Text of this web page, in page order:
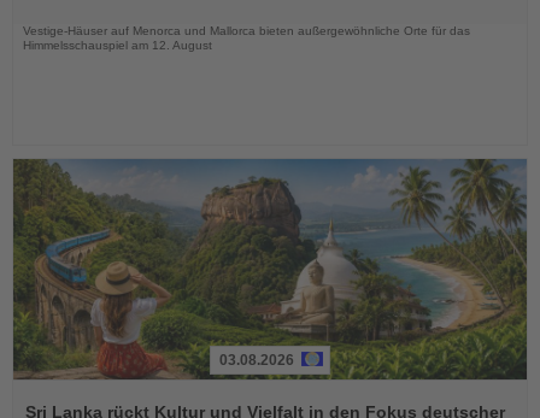
Vestige-Häuser auf Menorca und Mallorca bieten außergewöhnliche Orte für das
Himmelsschauspiel am 12. August
Sie
03.08.2026
Sri Lanka rückt Kultur und Vielfalt in den Fokus deutscher